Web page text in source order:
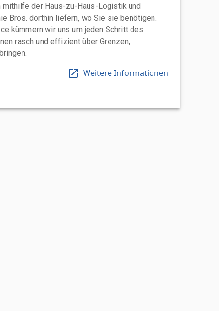
mithilfe der Haus-zu-Haus-Logistik und
Bros. dorthin liefern, wo Sie sie benötigen.
kümmern wir uns um jeden Schritt des
rasch und effizient über Grenzen,
Weitere Informationen